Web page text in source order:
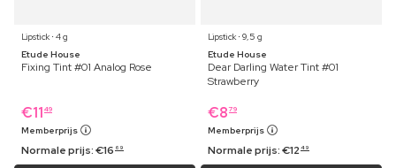
Lipstick ⋅ 4 g
Etude House
Fixing Tint #01 Analog Rose
€11 49
Memberprijs
Normale prijs:€16 69
Lipstick ⋅ 9,5 g
Etude House
Dear Darling Water Tint #01
Strawberry
€8 79
Memberprijs
Normale prijs:€12 49